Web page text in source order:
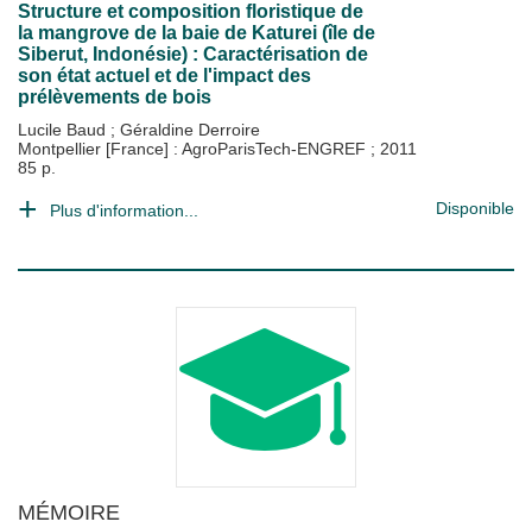
Structure et composition floristique de
la mangrove de la baie de Katurei (île de
Siberut, Indonésie) : Caractérisation de
son état actuel et de l'impact des
prélèvements de bois
Lucile Baud ; Géraldine Derroire
Montpellier [France] : AgroParisTech-ENGREF ; 2011
85 p.
Plus d'information... Disponible
MÉMOIRE